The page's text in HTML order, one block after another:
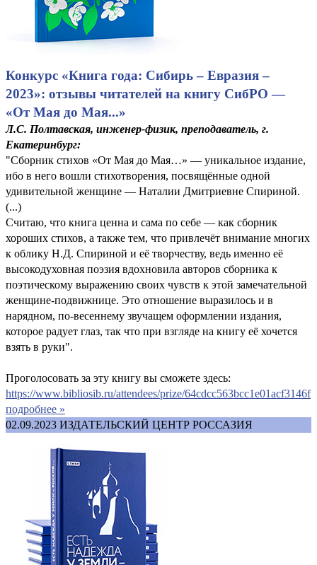
Конкурс «Книга года: Сибирь – Евразия –
2023»: отзывы читателей на книгу СибРО —
«От Мая до Мая...»
Л.С. Полтавская, инженер-физик, преподаватель, г.
Екатеринбург:
"Сборник стихов «От Мая до Мая…» — уникальное издание,
ибо в него вошли стихотворения, посвящённые одной
удивительной женщине — Наталии Дмитриевне Спириной.
(...)
Считаю, что книга ценна и сама по себе — как сборник
хороших стихов, а также тем, что привлечёт внимание многих
к облику Н.Д. Спириной и её творчеству, ведь именно её
высокодуховная поэзия вдохновила авторов сборника к
поэтическому выражению своих чувств к этой замечательной
женщине-подвижнице. Это отношение выразилось и в
нарядном, по-весеннему звучащем оформлении издания,
которое радует глаз, так что при взгляде на книгу её хочется
взять в руки".
Проголосовать за эту книгу вы сможете здесь:
https://www.bibliosib.ru/attendees/prize/64cdcc563bcc1e01acf3146f
подробнее »
02.09.2023 ИЗДАТЕЛЬСКИЙ ЦЕНТР РОССАЗИЯ